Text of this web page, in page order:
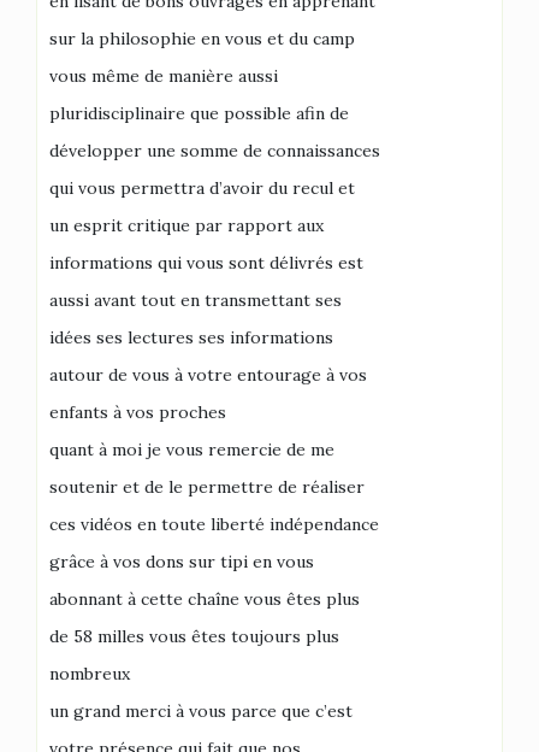
sur la philosophie en vous et du camp
vous même de manière aussi
pluridisciplinaire que possible afin de
développer une somme de connaissances
qui vous permettra d’avoir du recul et
un esprit critique par rapport aux
informations qui vous sont délivrés est
aussi avant tout en transmettant ses
idées ses lectures ses informations
autour de vous à votre entourage à vos
enfants à vos proches
quant à moi je vous remercie de me
soutenir et de le permettre de réaliser
ces vidéos en toute liberté indépendance
grâce à vos dons sur tipi en vous
abonnant à cette chaîne vous êtes plus
de 58 milles vous êtes toujours plus
nombreux
un grand merci à vous parce que c’est